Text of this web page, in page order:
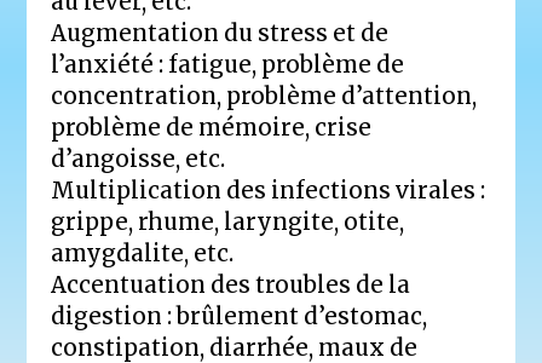
Augmentation du stress et de
l’anxiété : fatigue, problème de
concentration, problème d’attention,
problème de mémoire, crise
d’angoisse, etc.
Multiplication des infections virales :
grippe, rhume, laryngite, otite,
amygdalite, etc.
Accentuation des troubles de la
digestion : brûlement d’estomac,
constipation, diarrhée, maux de